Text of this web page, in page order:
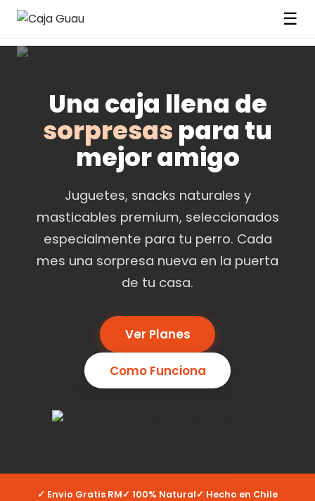
☰
Una caja llena de
sorpresas para tu
mejor amigo
Juguetes, snacks naturales y
masticables premium, seleccionados
especialmente para tu perro. Cada
mes una sorpresa nueva en la puerta
de tu casa.
Ver Planes
Como Funciona
✓ Envio Gratis RM✓ 100% Natural✓ Hecho en Chile